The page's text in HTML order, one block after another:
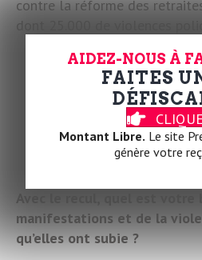
contre la réforme des
dont 25.000 de violences
des blessés graves, nous, on
une analyse médicale, on ne
informations des premiers
y a eu 3000 « victimes
qui ont été évacué à
nécessairement sous-évalué,
blessés ne passent pas par
Avec le recul, quel est votre
manifestations et de la
qu’elles ont subie ?
AIDEZ-NOUS À
FAITES
Montant Libre. Le site
génère votre